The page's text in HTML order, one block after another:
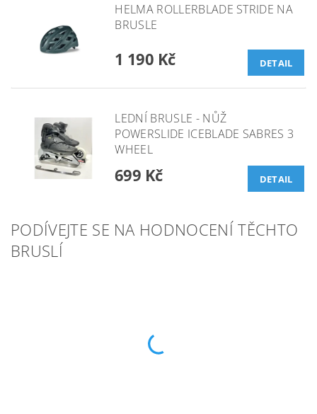
HELMA ROLLERBLADE STRIDE NA
BRUSLE
1 190 Kč DETAIL
LEDNÍ BRUSLE - NŮŽ
POWERSLIDE ICEBLADE SABRES 3
WHEEL
699 Kč DETAIL
PODÍVEJTE SE NA HODNOCENÍ TĚCHTO
BRUSLÍ